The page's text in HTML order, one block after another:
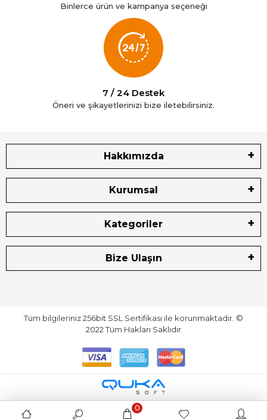
Binlerce ürün ve kampanya seçeneği
7 / 24 Destek
Öneri ve şikayetlerinizi bize iletebilirsiniz.
Hakkımızda
Kurumsal
Kategoriler
Bize Ulaşın
Tüm bilgileriniz 256bit SSL Sertifikası ile korunmaktadır. ©
2022Tüm Hakları Saklıdır
0